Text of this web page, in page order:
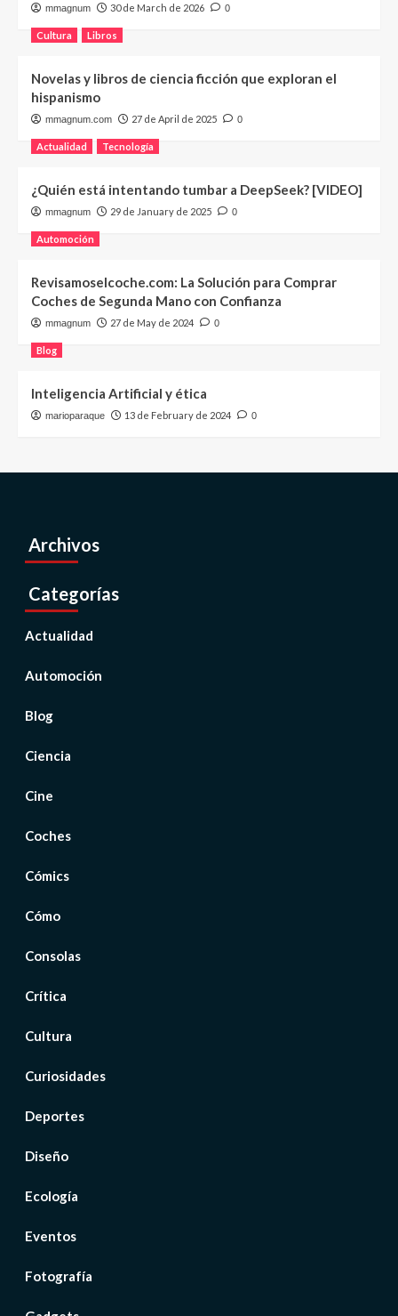
mmagnum 30 de March de 2026 0
Cultura Libros
Novelas y libros de ciencia ficción que exploran el
hispanismo
mmagnum.com 27 de April de 2025 0
Actualidad Tecnología
¿Quién está intentando tumbar a DeepSeek? [VIDEO]
mmagnum 29 de January de 2025 0
Automoción
Revisamoselcoche.com: La Solución para Comprar
Coches de Segunda Mano con Confianza
mmagnum 27 de May de 2024 0
Blog
Inteligencia Artificial y ética
marioparaque 13 de February de 2024 0
Archivos
Categorías
Actualidad
Automoción
Blog
Ciencia
Cine
Coches
Cómics
Cómo
Consolas
Crítica
Cultura
Curiosidades
Deportes
Diseño
Ecología
Eventos
Fotografía